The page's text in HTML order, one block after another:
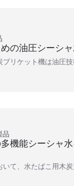
の油圧シーシ
ブリケット機は油圧
品
機能シーシャ
いて、水たばこ用木